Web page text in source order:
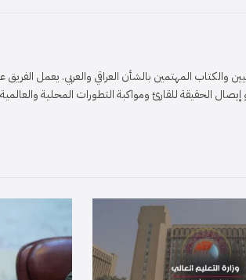
المهتمين بالشأن العراقي والعربي. يعمل الفريق
الحقيقة للقارئ ومواكبة التطورات المحلية والعالمية